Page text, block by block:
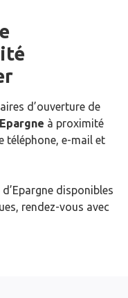
d’ouverture de
à proximité
téléphone, e-mail et
disponibles
rendez-vous avec